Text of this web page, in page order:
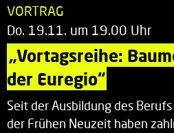
VORTRAG
Do. 19.11. um 19.00 Uhr
„Vortagsreihe:
der Euregio“
Seit der Ausbildung des
der Frühen Neuzeit haben